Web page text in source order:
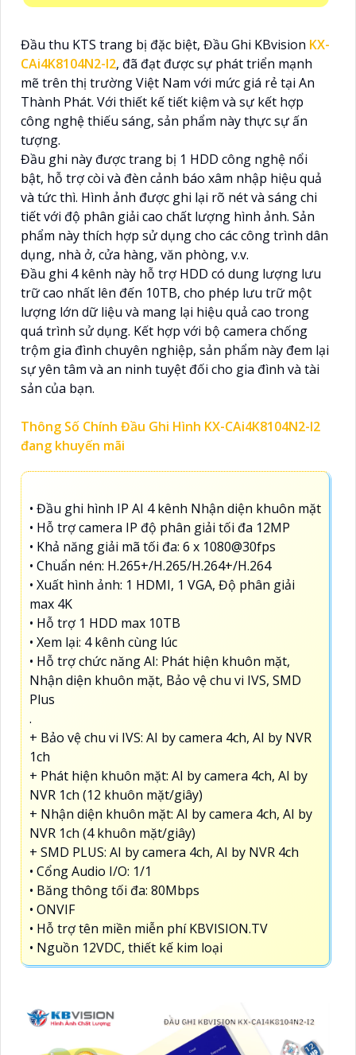
Đầu thu KTS trang bị đặc biệt, Đầu Ghi KBvision KX-
CAi4K8104N2-I2, đã đạt được sự phát triển mạnh
mẽ trên thị trường Việt Nam với mức giá rẻ tại An
Thành Phát. Với thiết kế tiết kiệm và sự kết hợp
công nghệ thiếu sáng, sản phẩm này thực sự ấn
tượng.
Đầu ghi này được trang bị 1 HDD công nghệ nổi
bật, hỗ trợ còi và đèn cảnh báo xâm nhập hiệu quả
và tức thì. Hình ảnh được ghi lại rõ nét và sáng chi
tiết với độ phân giải cao chất lượng hình ảnh. Sản
phẩm này thích hợp sử dụng cho các công trình dân
dụng, nhà ở, cửa hàng, văn phòng, v.v.
Đầu ghi 4 kênh này hỗ trợ HDD có dung lượng lưu
trữ cao nhất lên đến 10TB, cho phép lưu trữ một
lượng lớn dữ liệu và mang lại hiệu quả cao trong
quá trình sử dụng. Kết hợp với bộ camera chống
trộm gia đình chuyên nghiệp, sản phẩm này đem lại
sự yên tâm và an ninh tuyệt đối cho gia đình và tài
sản của bạn.
Thông Số Chính Đầu Ghi Hình KX-CAi4K8104N2-I2
đang khuyến mãi
• Đầu ghi hình IP AI 4 kênh Nhận diện khuôn mặt
• Hỗ trợ camera IP độ phân giải tối đa 12MP
• Khả năng giải mã tối đa: 6 x 1080@30fps
• Chuẩn nén: H.265+/H.265/H.264+/H.264
• Xuất hình ảnh: 1 HDMI, 1 VGA, Độ phân giải
max 4K
• Hỗ trợ 1 HDD max 10TB
• Xem lại: 4 kênh cùng lúc
• Hỗ trợ chức năng AI: Phát hiện khuôn mặt,
Nhận diện khuôn mặt, Bảo vệ chu vi IVS, SMD
Plus
.
+ Bảo vệ chu vi IVS: AI by camera 4ch, AI by NVR
1ch
+ Phát hiện khuôn mặt: AI by camera 4ch, AI by
NVR 1ch (12 khuôn mặt/giây)
+ Nhận diện khuôn mặt: AI by camera 4ch, AI by
NVR 1ch (4 khuôn mặt/giây)
+ SMD PLUS: AI by camera 4ch, AI by NVR 4ch
• Cổng Audio I/O: 1/1
• Băng thông tối đa: 80Mbps
• ONVIF
• Hỗ trợ tên miền miễn phí KBVISION.TV
• Nguồn 12VDC, thiết kế kim loại